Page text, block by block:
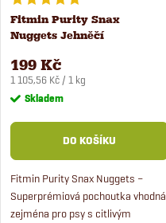
Fitmin Purity Snax
Nuggets Jehněčí
199 Kč
Měrná
cena:
1 105,56 Kč / 1 kg
Skladem
DO KOŠÍKU
Fitmin Purity Snax Nuggets –
Superprémiová pochoutka vhodná
zejména pro psy s citlivým